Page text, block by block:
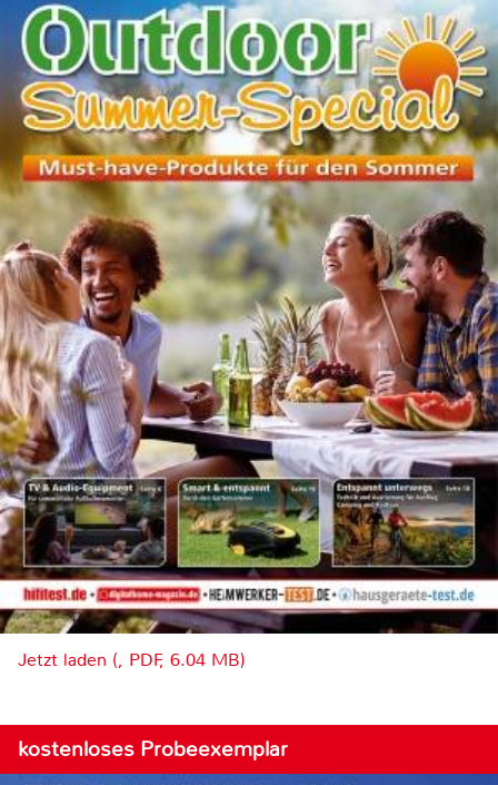
Jetzt laden (, PDF, 6.04 MB)
kostenloses Probeexemplar